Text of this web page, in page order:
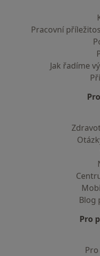
Pracovní
Jak řadíme
Blog
Pro